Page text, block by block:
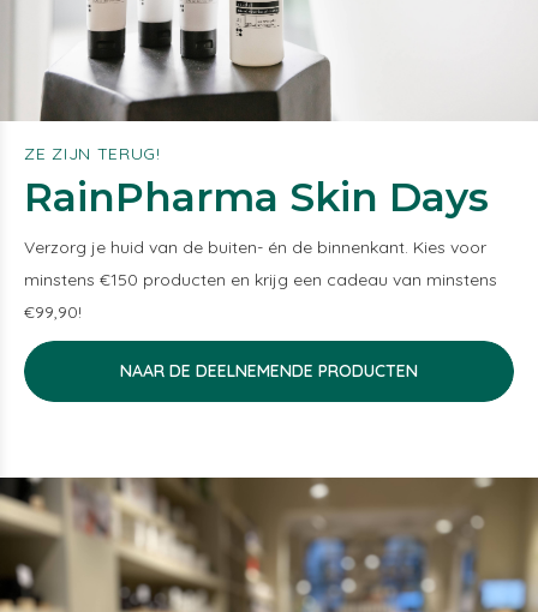
ZE ZIJN TERUG!
RainPharma Skin Days
Verzorg je huid van de buiten- én de binnenkant. Kies voor
minstens €150 producten en krijg een cadeau van minstens
€99,90!
NAAR DE DEELNEMENDE PRODUCTEN